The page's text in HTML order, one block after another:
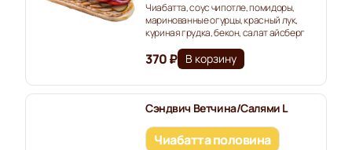
Чиабатта, соус чипотле, помидоры,
маринованные огурцы, красный лук,
куриная грудка, бекон, салат айсберг
370 ₽ В корзину
Сэндвич Ветчина/Салями L
Чиабатта половина